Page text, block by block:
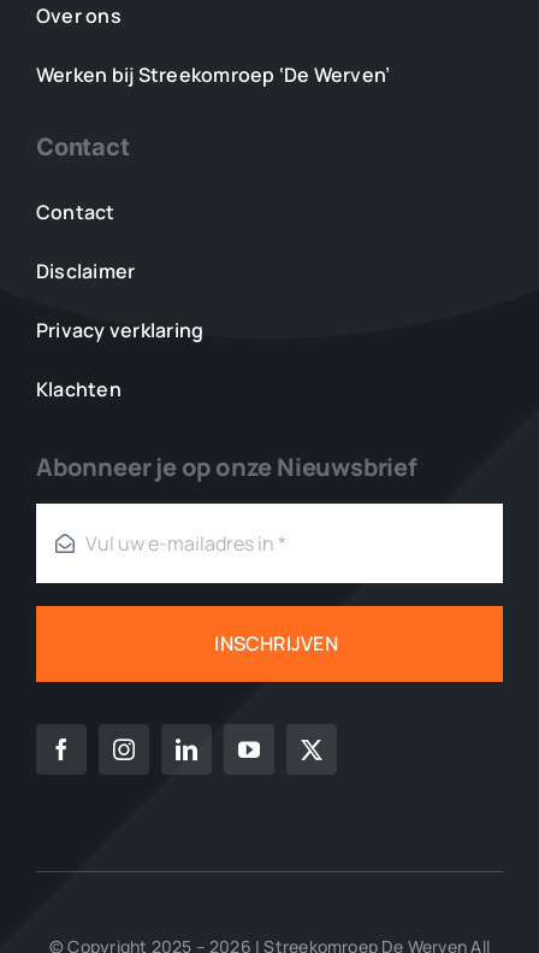
Over ons
Werken bij Streekomroep ‘De Werven’
Contact
Contact
Disclaimer
Privacy verklaring
Klachten
Abonneer je op onze Nieuwsbrief
INSCHRIJVEN
© Copyright 2025 – 2026 | Streekomroep De Werven All